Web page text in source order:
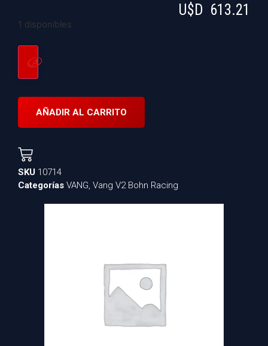
U$D 613.21
1 disponibles
AÑADIR AL CARRITO
SKU 10714
Categorías VANG, Vang V2 Bohn Racing